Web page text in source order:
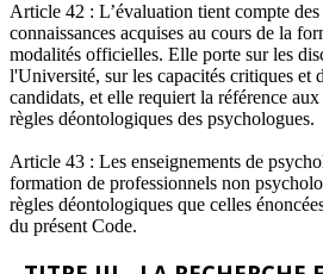
Article 42 : L’évaluation tient compte
connaissances acquises au cours de la
modalités officielles. Elle porte sur les
l'Université, sur les capacités critiques et
candidats, et elle requiert la référence
règles déontologiques des psychologues.
Article 43 : Les enseignements de
formation de professionnels non
règles déontologiques que celles
du présent Code.